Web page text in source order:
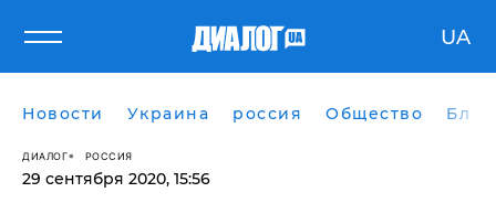
UA
Новости Украина россия Общество
ДИАЛОГ РОССИЯ
29 сентября 2020, 15:56